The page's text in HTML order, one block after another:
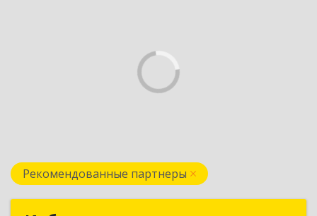
Рекомендованные партнеры